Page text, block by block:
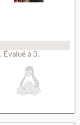
. Évalué à 3.